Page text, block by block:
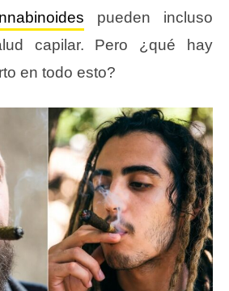
pueden incluso
capilar. Pero ¿qué hay
en todo esto?